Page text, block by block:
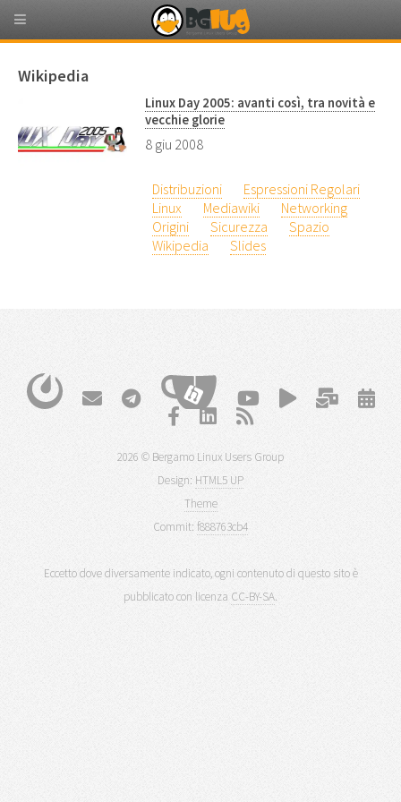
Wikipedia
Linux Day 2005: avanti così, tra novità e
vecchie glorie
8 giu 2008
Distribuzioni
Espressioni Regolari
Linux
Mediawiki
Networking
Origini
Sicurezza
Spazio
Wikipedia
Slides
2026 © Bergamo Linux Users Group
Design: HTML5 UP
Theme
Commit: f888763cb4
Eccetto dove diversamente indicato, ogni contenuto di questo sito è
pubblicato con licenza CC-BY-SA.